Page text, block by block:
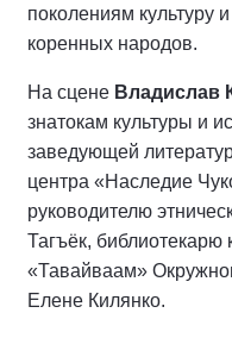
поколениям культуру
коренных народов.
На сцене Владислав
знатокам культуры и
заведующей
центра «Наследие
руководителю
Тагъёк, библиотекарю
«Тавайваам»
Елене Килянко.